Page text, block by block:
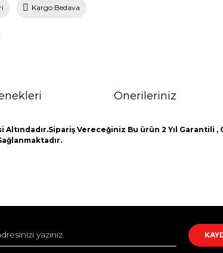
Kargo Bedava
Önerileriniz
Altındadır.Sipariş Vereceğiniz Bu ürün 2 Yıl Garantili ,